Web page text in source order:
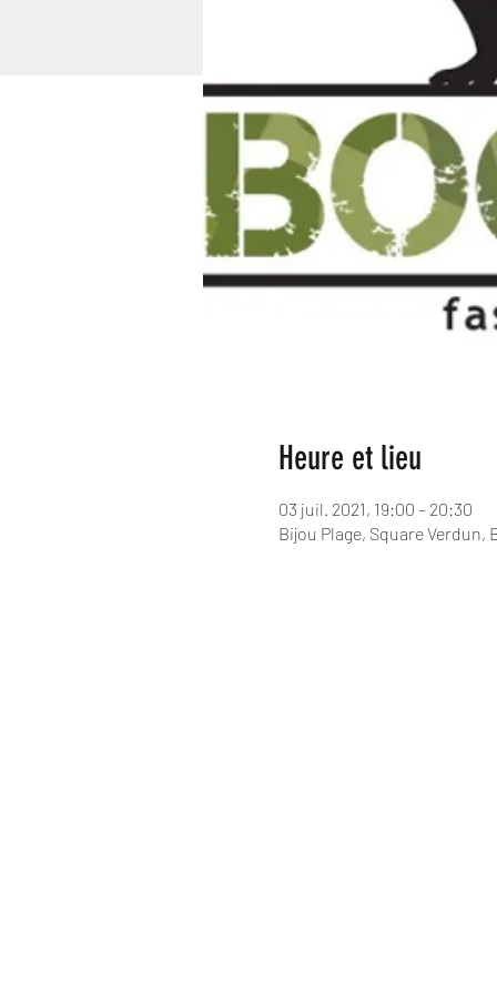
Heure et lieu
03 juil. 2021, 19:00 – 20:30
Bijou Plage, Square